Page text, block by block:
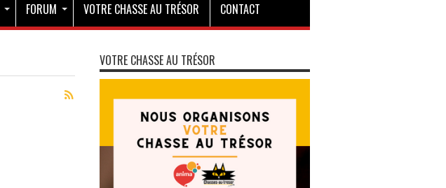
FORUM VOTRE CHASSE AU TRÉSOR CONTACT
VOTRE CHASSE AU TRÉSOR